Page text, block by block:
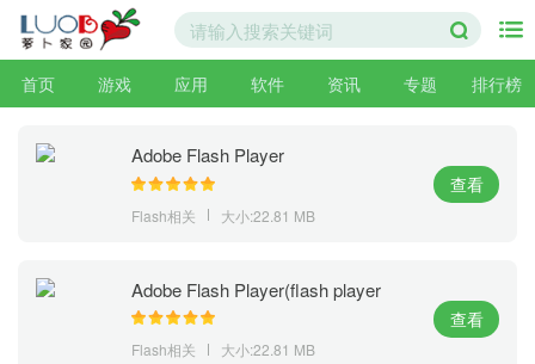
首页 游戏 应用 软件 资讯 专题 排行榜
Adobe Flash Player
Flash相关 大小:22.81 MB
查看
Adobe Flash Player(flash player
activex) 25.0.0.127 for Chrome官方
Flash相关 大小:22.81 MB
查看